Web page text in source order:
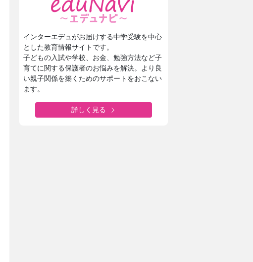
インターエデュがお届けする中学受験を中心
とした教育情報サイトです。
子どもの入試や学校、お金、勉強方法など子
育てに関する保護者のお悩みを解決。より良
い親子関係を築くためのサポートをおこない
ます。
詳しく見る